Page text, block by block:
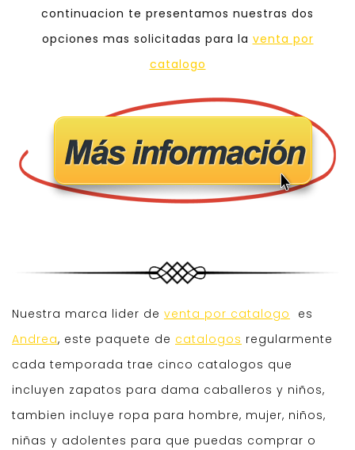
continuacion te presentamos nuestras dos
opciones mas solicitadas para la venta por
catalogo
Nuestra marca lider de venta por catalogo es
Andrea, este paquete de catalogos regularmente
cada temporada trae cinco catalogos que
incluyen zapatos para dama caballeros y niños,
tambien incluye ropa para hombre, mujer, niños,
niñas y adolentes para que puedas comprar o